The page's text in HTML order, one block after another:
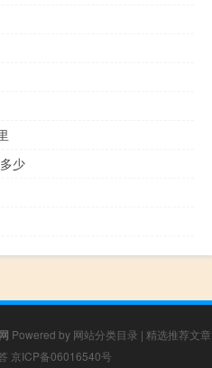
少
Powered by 网站分类目录 | 精选推荐文章
京ICP备06016540号